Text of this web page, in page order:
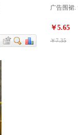
广告围裙.
￥5.65
￥7.35